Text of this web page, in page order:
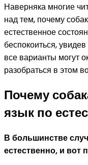
Наверняка многие
над тем, почему
естественное
беспокоиться,
все варианты могут
разобраться в этом
Почему
язык по
В большинстве
естественно, и вот